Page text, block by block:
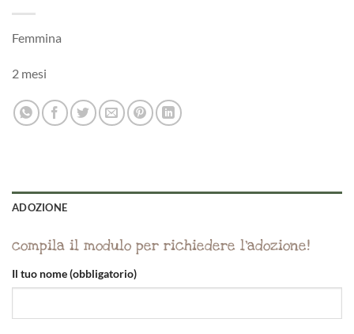
Femmina
2 mesi
ADOZIONE
compila il modulo per richiedere l'adozione!
Il tuo nome (obbligatorio)